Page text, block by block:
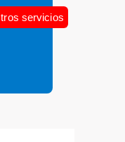
servicios